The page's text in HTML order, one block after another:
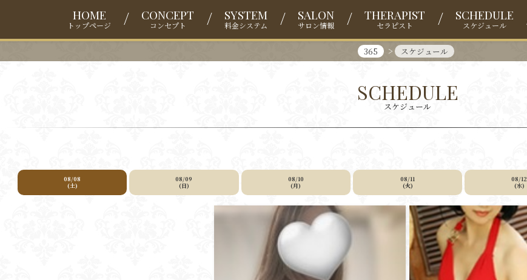
HOME
トップページ
CONCEPT
コンセプト
SYSTEM
料金システム
SALON
サロン情報
THERAPIST
セラピスト
SCHEDULE
スケジュール
365 スケジュール
SCHEDULE
スケジュール
08/08
(土)
08/09
(日)
08/10
(月)
08/11
(火)
08/12
(水)